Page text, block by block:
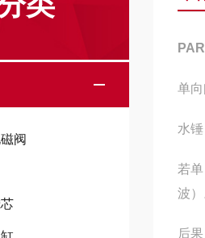
阀
单
水
若
波
后